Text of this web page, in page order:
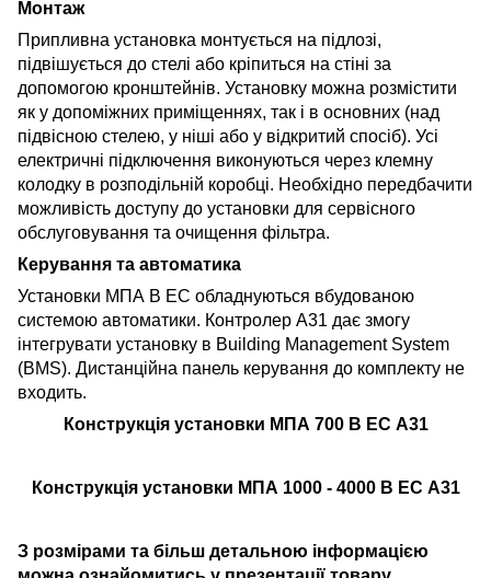
Монтаж
Припливна установка монтується на підлозі,
підвішується до стелі або кріпиться на стіні за
допомогою кронштейнів. Установку можна розмістити
як у допоміжних приміщеннях, так і в основних (над
підвісною стелею, у ніші або у відкритий спосіб). Усі
електричні підключення виконуються через клемну
колодку в розподільній коробці. Необхідно передбачити
можливість доступу до установки для сервісного
обслуговування та очищення фільтра.
Керування та автоматика
Установки МПА В ЕС обладнуються вбудованою
системою автоматики. Контролер А31 дає змогу
інтегрувати установку в Building Management System
(BMS). Дистанційна панель керування до комплекту не
входить.
Конструкція установки МПА 700 В ЕС А31
Конструкція установки МПА 1000 - 4000 В ЕС А31
З розмірами та більш детальною інформацією